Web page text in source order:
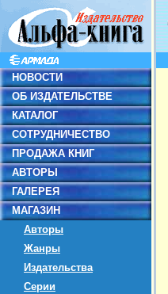
НОВОСТИ
ОБ ИЗДАТЕЛЬСТВЕ
КАТАЛОГ
СОТРУДНИЧЕСТВО
ПРОДАЖА КНИГ
АВТОРЫ
ГАЛЕРЕЯ
МАГАЗИН
Авторы
Жанры
Издательства
Серии